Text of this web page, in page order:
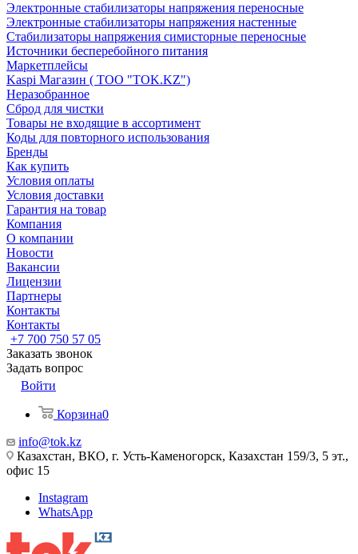
Электронные стабилизаторы напряжения переносные
Электронные стабилизаторы напряжения настенные
Стабилизаторы напряжения симисторные переносные
Источники бесперебойного питания
Маркетплейсы
Kaspi Магазин ( ТОО "TOK.KZ")
Неразобранное
Сброд для чистки
Товары не входящие в ассортимент
Коды для повторного использования
Бренды
Как купить
Условия оплаты
Условия доставки
Гарантия на товар
Компания
О компании
Новости
Вакансии
Лицензии
Партнеры
Контакты
Контакты
+7 700 750 57 05
Заказать звонок
Задать вопрос
Войти
Корзина0
info@tok.kz
Казахстан, ВКО, г. Усть-Каменогорск, Казахстан 159/3, 5 эт.,
офис 15
Instagram
WhatsApp